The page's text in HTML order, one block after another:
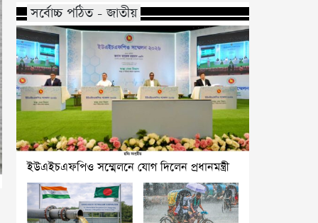
সর্বোচ্চ পঠিত - জাতীয়
ইউএইচএফপিও সম্মেলনে যোগ দিলেন প্রধানমন্ত্রী